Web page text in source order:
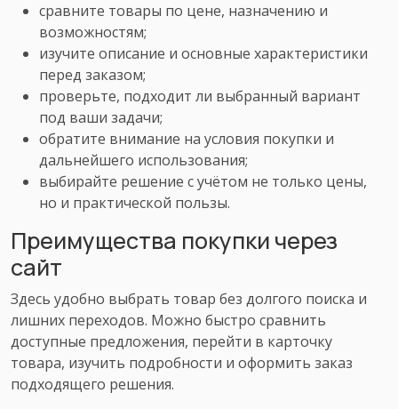
сравните товары по цене, назначению и
возможностям;
изучите описание и основные характеристики
перед заказом;
проверьте, подходит ли выбранный вариант
под ваши задачи;
обратите внимание на условия покупки и
дальнейшего использования;
выбирайте решение с учётом не только цены,
но и практической пользы.
Преимущества покупки через
сайт
Здесь удобно выбрать товар без долгого поиска и
лишних переходов. Можно быстро сравнить
доступные предложения, перейти в карточку
товара, изучить подробности и оформить заказ
подходящего решения.